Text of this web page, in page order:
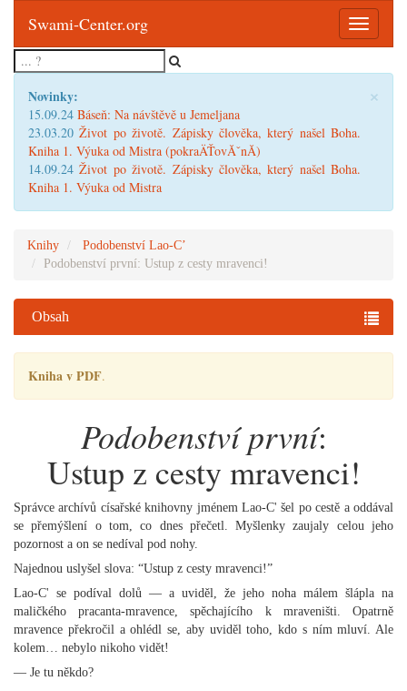
Toggle
Swami-Center.org
×
Novinky:
15.09.24 Báseň: Na návštěvě u Jemeljana
23.03.20Život po životě. Zápisky člověka, který našel Boha.
Kniha 1. Výuka od Mistra (pokraÄŤovĂˇnĂ­)
14.09.24Život po životě. Zápisky člověka, který našel Boha.
Kniha 1. Výuka od Mistra
Knihy
Podobenství Lao-C’
Podobenství první: Ustup z cesty mravenci!
Obsah
Kniha v PDF.
Podobenství první:
Ustup z cesty mravenci!
Správce archívů císařské knihovny jménem Lao-C' šel po cestě a oddával
se přemýšlení o tom, co dnes přečetl. Myšlenky zaujaly celou jeho
pozornost a on se nedíval pod nohy.
Najednou uslyšel slova: “Ustup z cesty mravenci!”
Lao-C' se podíval dolů — a uviděl, že jeho noha málem šlápla na
maličkého pracanta-mravence, spěchajícího k mraveništi. Opatrně
mravence překročil a ohlédl se, aby uviděl toho, kdo s ním mluví. Ale
kolem… nebylo nikoho vidět!
— Je tu někdo?